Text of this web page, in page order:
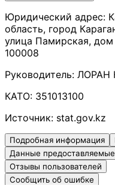
Юридический адрес:
область, город
улица Памирская, дом
100008
Руководитель: ЛОРАН
КАТО: 351013100
Источник: stat.gov.kz
Подробная информация
Данные
Отзывы пользователей
Сообщить об ошибке